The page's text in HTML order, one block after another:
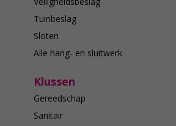
Tuinbeslag
Sloten
Alle hang- en sluitwerk
Klussen
Gereedschap
Sanitair